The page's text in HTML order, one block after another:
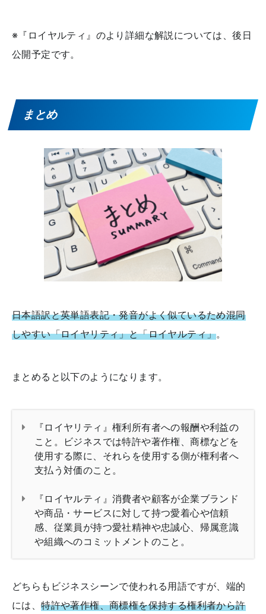
※『ロイヤルティ』のより詳細な解説については、後日
公開予定です。
まとめ
日本語訳と英単語表記・発音がよく似ているため混同
しやすい「ロイヤリティ」と「ロイヤルティ」。
まとめると以下のようになります。
『ロイヤリティ』権利所有者への報酬や利益の
こと。ビジネスでは特許や著作権、商標などを
使用する際に、それらを使用する側が権利者へ
支払う対価のこと。
『ロイヤルティ』消費者や顧客が企業ブランド
や商品・サービスに対して持つ愛着心や信頼
感、従業員が持つ愛社精神や忠誠心、帰属意識
や組織へのコミットメントのこと。
どちらもビジネスシーンで使われる用語ですが、端的
には、特許や著作権、商標権を保持する権利者から許